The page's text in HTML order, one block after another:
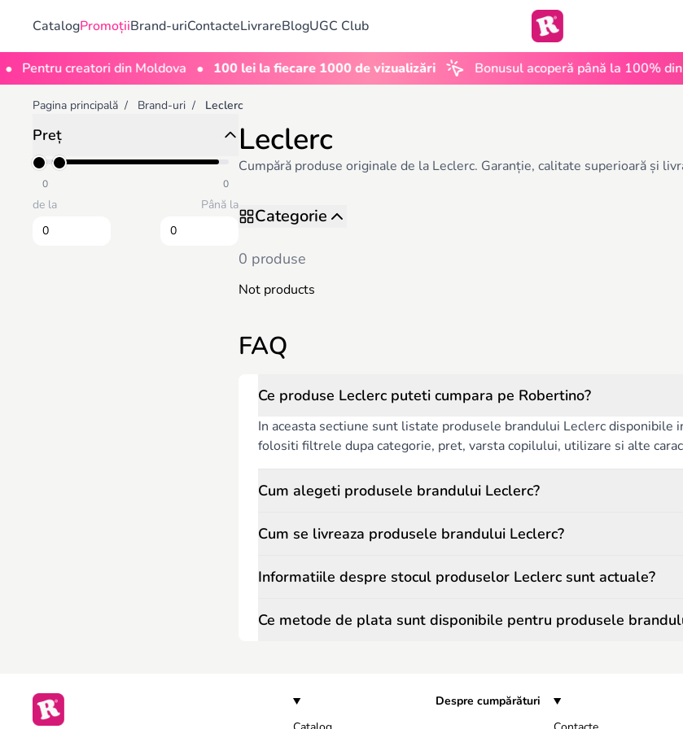
CatalogPromoțiiBrand-uriContacteLivrareBlogUGC Club
Pentru creatori din Moldova • 100 lei la fiecare 1000 de vizualizări Bonusul acoperă până la 100% din
Pagina principală / Brand-uri / Leclerc
Preț
0 0
de la Până la
Leclerc
Cumpără produse originale de la Leclerc. Garanție, calitate superioară și
Categorie
0 produse
Not products
FAQ
Ce produse Leclerc puteti cumpara pe Robertino?
In aceasta sectiune sunt listate produsele brandului Leclerc disponibile
folositi filtrele dupa categorie, pret, varsta copilului, utilizare si alte
Cum alegeti produsele brandului Leclerc?
Cum se livreaza produsele brandului Leclerc?
Informatiile despre stocul produselor Leclerc sunt actuale?
Ce metode de plata sunt disponibile pentru produsele
Despre cumpărături